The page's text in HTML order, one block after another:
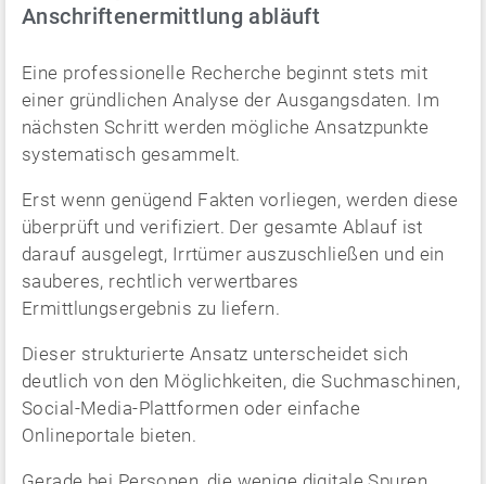
Anschriftenermittlung abläuft
Eine professionelle Recherche beginnt stets mit
einer gründlichen Analyse der Ausgangsdaten. Im
nächsten Schritt werden mögliche Ansatzpunkte
systematisch gesammelt.
Erst wenn genügend Fakten vorliegen, werden diese
überprüft und verifiziert. Der gesamte Ablauf ist
darauf ausgelegt, Irrtümer auszuschließen und ein
sauberes, rechtlich verwertbares
Ermittlungsergebnis zu liefern.
Dieser strukturierte Ansatz unterscheidet sich
deutlich von den Möglichkeiten, die Suchmaschinen,
Social-Media-Plattformen oder einfache
Onlineportale bieten.